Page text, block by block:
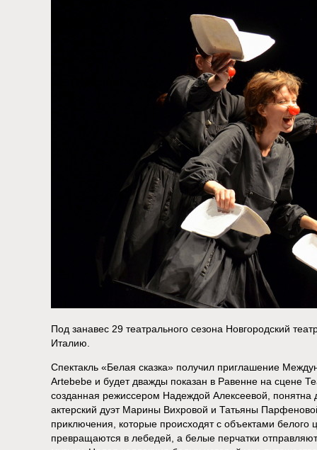
Под занавес 29 театрального сезона Новгородский
Италию.
Спектакль «Белая сказка» получил приглашение
Artebebe и будет дважды показан в Равенне на сцене
созданная режиссером Надеждой Алексеевой, понятна
актерский дуэт Марины Вихровой и Татьяны
приключения, которые происходят с объектами белого
превращаются в лебедей, а белые перчатки